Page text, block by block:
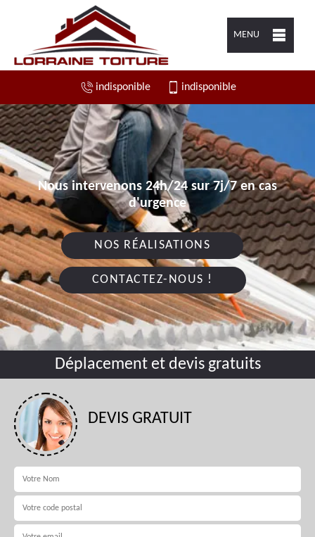
MENU
indisponible indisponible
Nous intervenons 24h/24 sur 7j/7 en cas
d'urgence
NOS RÉALISATIONS
CONTACTEZ-NOUS !
Déplacement et devis gratuits
DEVIS GRATUIT